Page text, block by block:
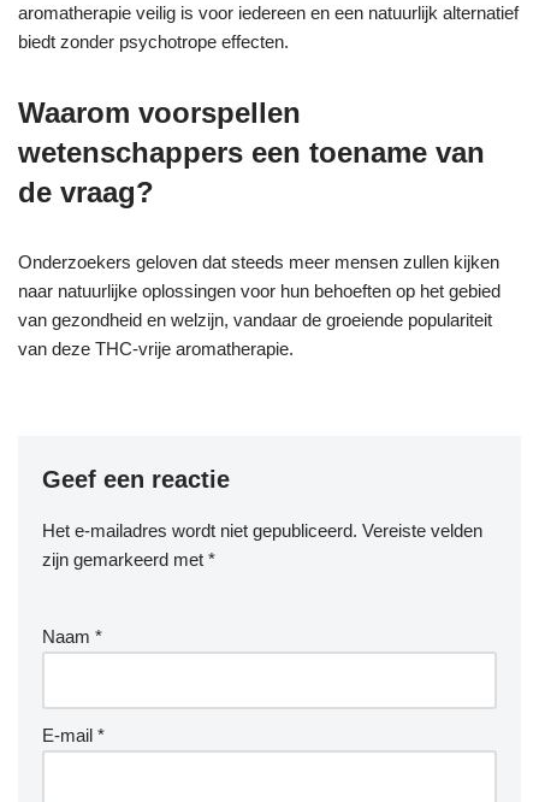
aromatherapie veilig is voor iedereen en een natuurlijk alternatief
biedt zonder psychotrope effecten.
Waarom voorspellen
wetenschappers een toename van
de vraag?
Onderzoekers geloven dat steeds meer mensen zullen kijken
naar natuurlijke oplossingen voor hun behoeften op het gebied
van gezondheid en welzijn, vandaar de groeiende populariteit
van deze THC-vrije aromatherapie.
Geef een reactie
Het e-mailadres wordt niet gepubliceerd. Vereiste velden
zijn gemarkeerd met *
Naam *
E-mail *